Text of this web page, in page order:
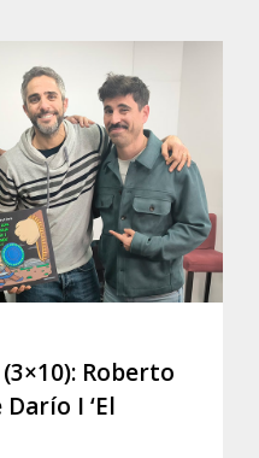
(3×10): Roberto
I ‘El